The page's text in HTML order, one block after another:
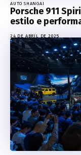
AUTO SHANGAI
Porsche 911
estilo e
24 DE ABRIL DE 2025